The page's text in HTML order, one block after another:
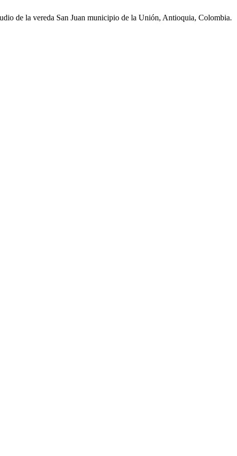
de la vereda San Juan municipio de la Unión, Antioquia, Colombia.